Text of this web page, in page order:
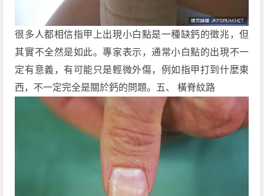
很多人都相信指甲上出現小白點是一種缺鈣的徵兆，但
其實不全然是如此。專家表示，通常小白點的出現不一
定有意義，有可能只是輕微外傷，例如指甲打到什麼東
西，不一定完全是關於鈣的問題。五、 橫脊紋路